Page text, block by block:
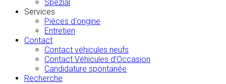
Spezial
Services
Pièces d'origine
Entretien
Contact
Contact véhicules neufs
Contact Véhicules d'Occasion
Candidature spontanée
Recherche